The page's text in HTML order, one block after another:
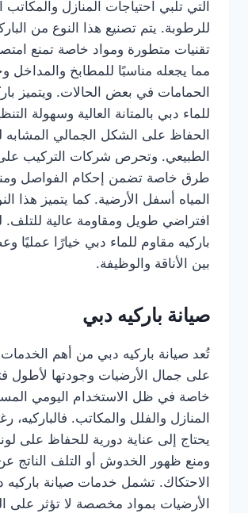
التي تلبي احتياجات المنازل
للرطوبة. يتم تصنيع هذا النوع من
تقنيات متطورة ومواد خاصة تمنع
مما يجعله مناسبًا للمطابخ والمداخل
الحمامات في بعض الحالات. ويتميز
للماء دبي بالمتانة العالية وسهولة
الحفاظ على الشكل الجمالي
الطبيعي. وتحرص شركات التركيب
طرق خاصة تضمن إحكام الفواصل
المياه أسفل الأرضية. كما يتميز هذا
افتراضي طويل ومقاومة عالية للتلف.
باركيه مقاوم للماء دبي خيارًا عمليًا
بين الأناقة والوظيفة.
صيانة باركيه دبي
تُعد صيانة باركيه دبي من أهم
على جمال الأرضيات وجودتها لأطول
خاصة في ظل الاستخدام اليومي
المنازل والفلل والمكاتب. فالباركيه،
يحتاج إلى عناية دورية للحفاظ على
ومنع ظهور الخدوش أو التلف الناتج
الاحتكاك. تشمل خدمات صيانة
الأرضيات بمواد مخصصة لا تؤثر على